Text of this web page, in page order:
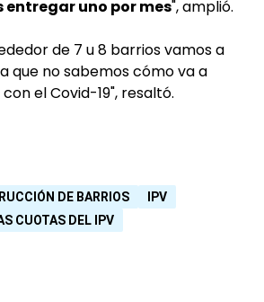
entregar uno por mes", amplió.
de 7 u 8 barrios vamos a
que no sabemos cómo va a
el Covid-19", resaltó.
DE BARRIOS
IPV
CUOTAS DEL IPV